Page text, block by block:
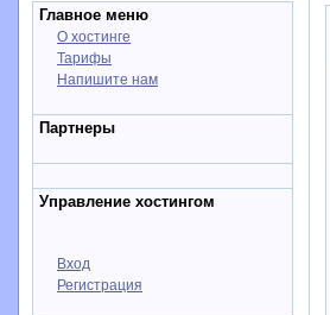
Главное меню
О хостинге
Тарифы
Напишите нам
Партнеры
Управление хостингом
Вход
Регистрация